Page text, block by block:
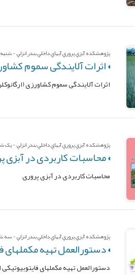
پژوهشکده آبزي پروري آبهاي داخلي بندر انزلي - شنبه
اثرات آلایندگی سموم
اثرات آلایندگی سموم کشاورزی
پژوهشکده آبزي پروري آبهاي داخلي بندر انزلي - یک
محاسبات کاربردی در آبزی
محاسبات کاربردی در آبزی پروری
پژوهشکده آبزي پروري آبهاي داخلي بندر انزلي - سه
دستورالعمل تهیه مکملهای
دستورالعمل تهیه مکملهای